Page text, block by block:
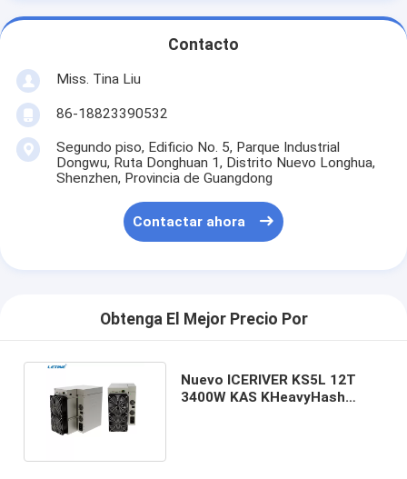
Contacto
Miss. Tina Liu
86-18823390532
Segundo piso, Edificio No. 5, Parque Industrial
Dongwu, Ruta Donghuan 1, Distrito Nuevo Longhua,
Shenzhen, Provincia de Guangdong
Contactar ahora
Obtenga El Mejor Precio Por
Nuevo ICERIVER KS5L 12T
3400W KAS KHeavyHash